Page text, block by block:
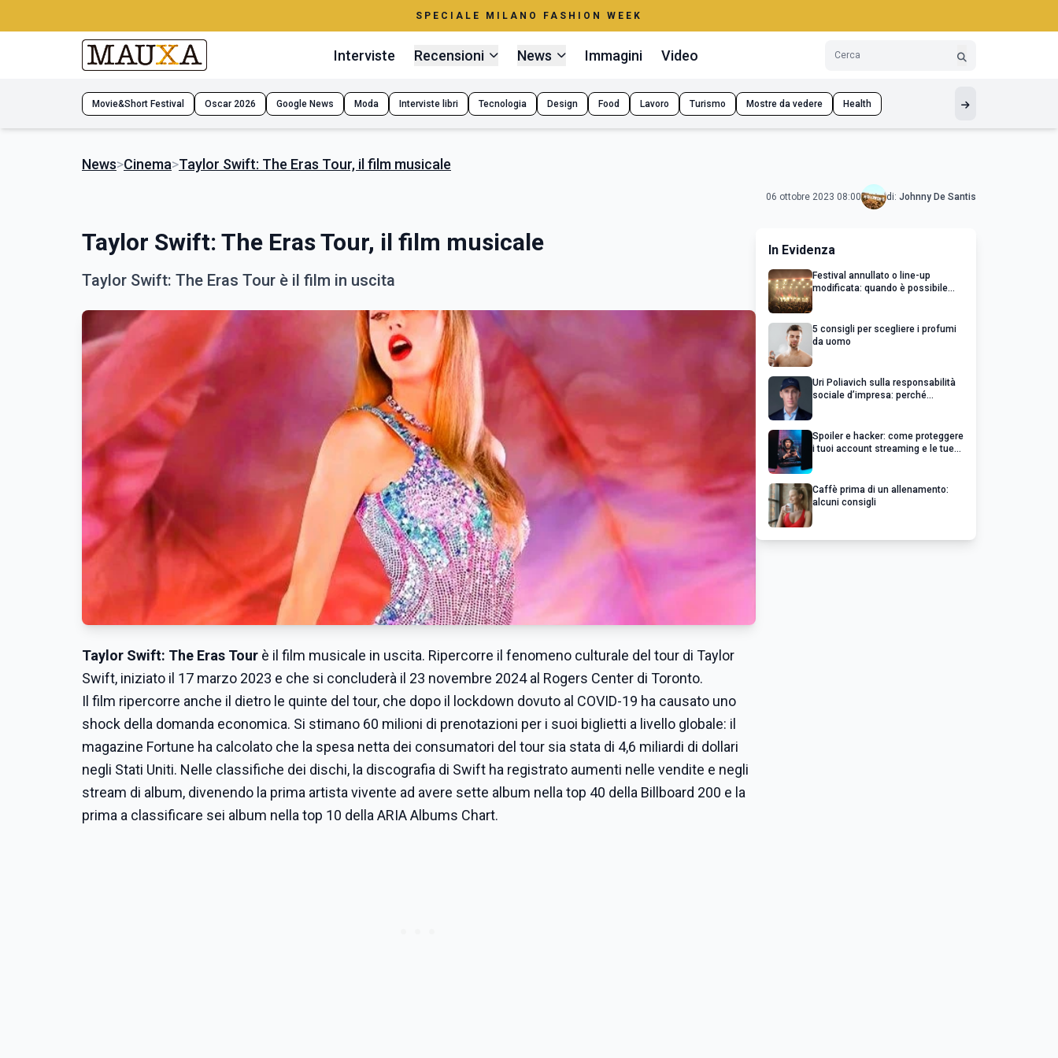
SPECIALE MILANO FASHION WEEK
Interviste Recensioni News Immagini Video
Movie&Short Festival Oscar 2026 Google News Moda Interviste libri Tecnologia Design Food Lavoro Turismo Mostre da vedere Health
News>Cinema>Taylor Swift: The Eras Tour, il film musicale
06 ottobre 2023 08:00 di: Johnny De Santis
Taylor Swift: The Eras Tour, il film musicale
Taylor Swift: The Eras Tour è il film in uscita
Taylor Swift: The Eras Tour è il film musicale in uscita. Ripercorre il fenomeno culturale del tour di Taylor
Swift, iniziato il 17 marzo 2023 e che si concluderà il 23 novembre 2024 al Rogers Center di Toronto.
Il film ripercorre anche il dietro le quinte del tour, che dopo il lockdown dovuto al COVID-19 ha causato uno
shock della domanda economica. Si stimano 60 milioni di prenotazioni per i suoi biglietti a livello globale: il
magazine Fortune ha calcolato che la spesa netta dei consumatori del tour sia stata di 4,6 miliardi di dollari
negli Stati Uniti. Nelle classifiche dei dischi, la discografia di Swift ha registrato aumenti nelle vendite e negli
stream di album, divenendo la prima artista vivente ad avere sette album nella top 40 della Billboard 200 e la
prima a classificare sei album nella top 10 della ARIA Albums Chart.
In Evidenza
Festival annullato o line-up
modificata: quando è possibile
5 consigli per scegliere i profumi
da uomo
Uri Poliavich sulla responsabilità
sociale d’impresa: perché
Spoiler e hacker: come proteggere
i tuoi account streaming e le tue
Caffè prima di un allenamento:
alcuni consigli